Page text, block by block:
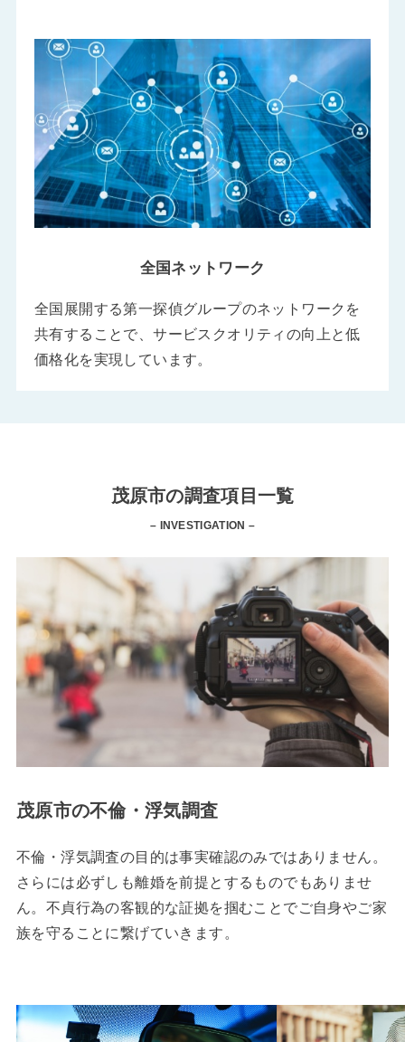
全国ネットワーク
全国展開する第一探偵グループのネットワークを
共有することで、サービスクオリティの向上と低
価格化を実現しています。
茂原市の調査項目一覧
– INVESTIGATION –
茂原市の不倫・浮気調査
不倫・浮気調査の目的は事実確認のみではありません。
さらには必ずしも離婚を前提とするものでもありませ
ん。不貞行為の客観的な証拠を掴むことでご自身やご家
族を守ることに繋げていきます。